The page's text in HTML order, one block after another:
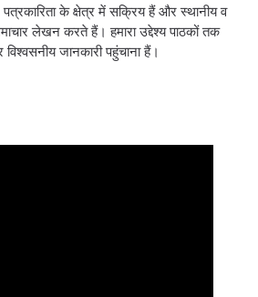
के क्षेत्र में सक्रिय हैं और स्थानीय व
समाचार लेखन करते हैं। हमारा उद्देश्य पाठकों तक
जानकारी पहुंचाना हैं।